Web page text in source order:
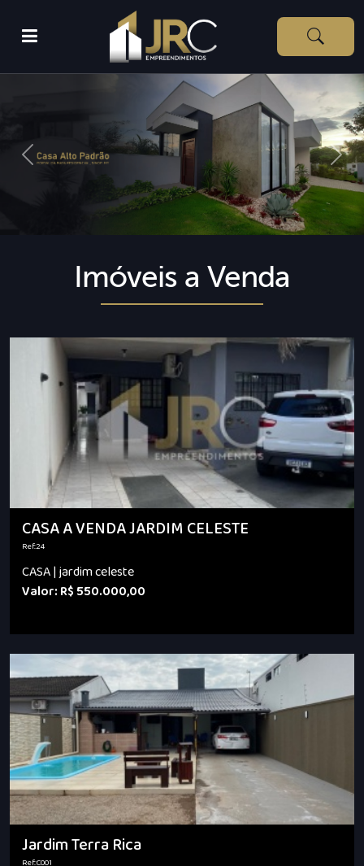
Previous Next
Imóveis a Venda
CASA A VENDA JARDIM CELESTE
Ref.:24
CASA | jardim celeste
Valor: R$ 550.000,00
Jardim Terra Rica
Ref.:C001